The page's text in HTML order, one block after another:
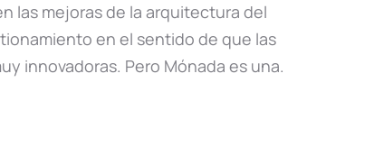
las mejoras de la arquitectura del
en el sentido de que las
innovadoras. Pero Mónada es una.